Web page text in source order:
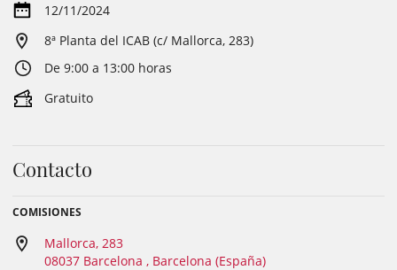
12/11/2024
8ª Planta del ICAB (c/ Mallorca, 283)
De 9:00 a 13:00 horas
Gratuito
Contacto
COMISIONES
Mallorca, 283
08037 Barcelona , Barcelona (España)